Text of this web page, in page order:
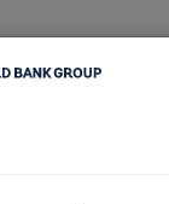
données